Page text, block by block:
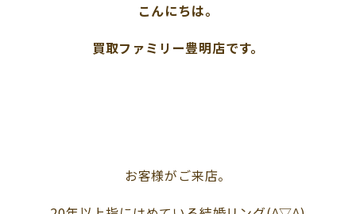
こんにちは。
買取ファミリー豊明店です。
お客様がご来店。